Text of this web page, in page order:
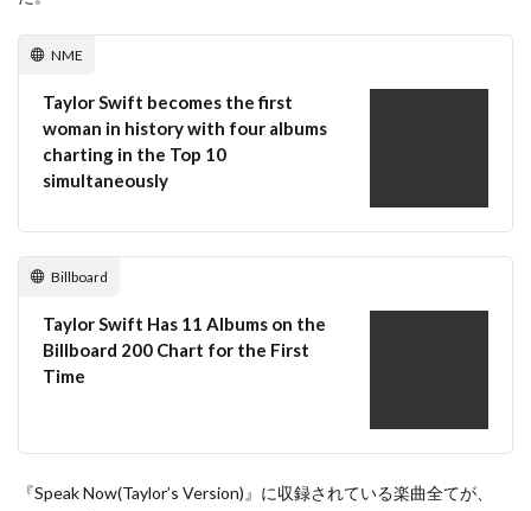
NME
Taylor Swift becomes the first
woman in history with four albums
charting in the Top 10
simultaneously
Billboard
Taylor Swift Has 11 Albums on the
Billboard 200 Chart for the First
Time
『Speak Now(Taylor’s Version)』に収録されている楽曲全てが、